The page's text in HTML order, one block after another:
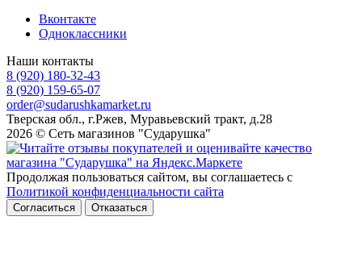
Вконтакте
Одноклассники
Наши контакты
8 (920) 180-32-43
8 (920) 159-65-07
order@sudarushkamarket.ru
Тверская обл., г.Ржев, Муравьевский тракт, д.28
2026 © Сеть магазинов "Сударушка"
Продолжая пользоваться сайтом, вы соглашаетесь с
Политикой конфиденциальности сайта
Согласиться Отказаться